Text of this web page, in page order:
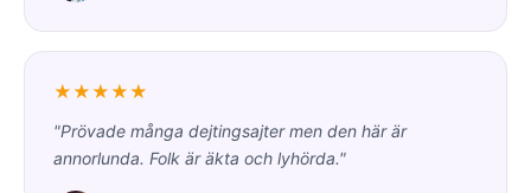
★★★★★
"Prövade många dejtingsajter men den här är
annorlunda. Folk är äkta och lyhörda."